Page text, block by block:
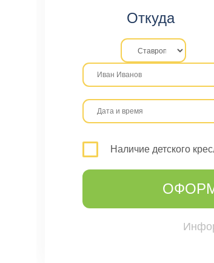
Откуда
Наличие детского